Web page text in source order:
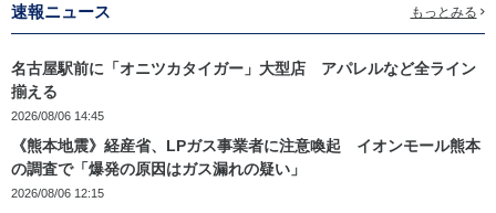
速報ニュース もっとみる
名古屋駅前に「オニツカタイガー」大型店 アパレルなど全ライン
揃える
2026/08/06 14:45
《熊本地震》経産省、LPガス事業者に注意喚起 イオンモール熊本
の調査で「爆発の原因はガス漏れの疑い」
2026/08/06 12:15